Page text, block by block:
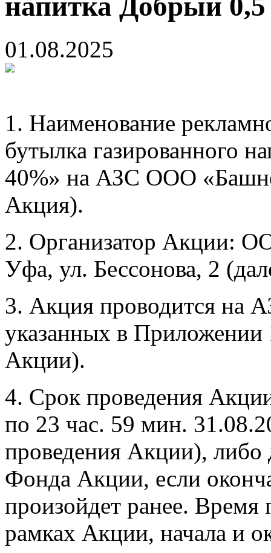
напитка Добрый
01.08.2025
1. Наименование
бутылка газированного
40%» на АЗС ООО
Акция).
2. Организатор Акции:
Уфа, ул. Бессонова, 2
3. Акция проводится на
указанных в
Акции).
4. Срок проведения
по 23 час. 59 мин.
проведения Акции), либо
Фонда Акции, если
произойдет ранее. Время
рамках Акции, начала и